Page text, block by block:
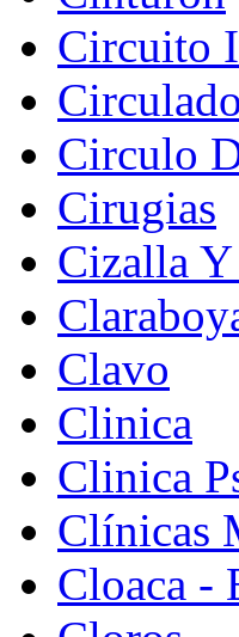
Circuito
Circulo
Cirugias
Cizalla
Clavo
Clinica
Clinica
Clínicas
Cloaca -